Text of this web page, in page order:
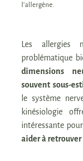
l’allergène.
Les allergies
problématique
dimensions
souvent sous-
le système
kinésiologie
intéressante pour
aider à